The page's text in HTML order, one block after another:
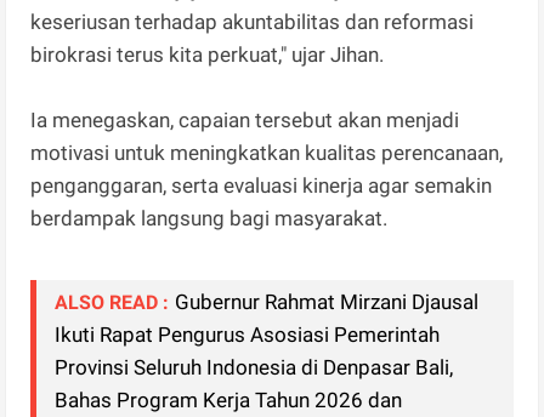
keseriusan terhadap akuntabilitas dan reformasi
birokrasi terus kita perkuat," ujar Jihan.
Ia menegaskan, capaian tersebut akan menjadi
motivasi untuk meningkatkan kualitas perencanaan,
penganggaran, serta evaluasi kinerja agar semakin
berdampak langsung bagi masyarakat.
ALSO READ : Gubernur Rahmat Mirzani Djausal
Ikuti Rapat Pengurus Asosiasi Pemerintah
Provinsi Seluruh Indonesia di Denpasar Bali,
Bahas Program Kerja Tahun 2026 dan